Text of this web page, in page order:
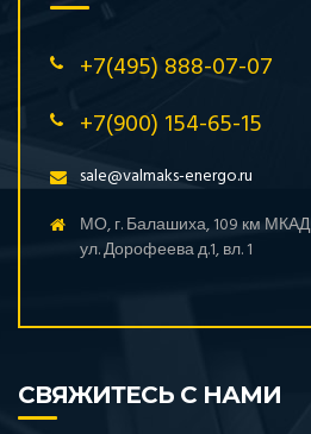
+7(495) 888-07-07
+7(900) 154-65-15
sale@valmaks-energo.ru
МО, г. Балашиха, 109 км МКАД
ул. Дорофеева д.1, вл. 1
СВЯЖИТЕСЬ С НАМИ